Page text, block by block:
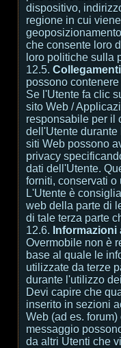
dispositivo,
regione in cui
che consente loro
loro politiche sulla
12.5. Collegamenti
possono
Se l'Utente fa clic
sito Web /
responsabile per il
dell'Utente
siti Web possono
privacy
dati dell'Utente.
forniti, conservati
L'Utente è
web della parte di
di tale terza parte
12.6.
Overmobile non è
base al quale le
utilizzate da terze
durante l'utilizzo
Devi capire che
inserito in sezioni
Web (ad es.
messaggio
da altri Utenti che